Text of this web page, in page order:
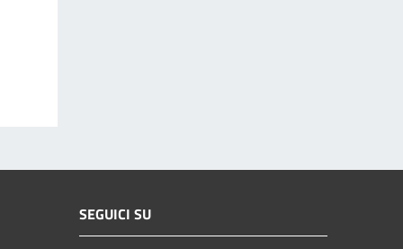
SEGUICI SU